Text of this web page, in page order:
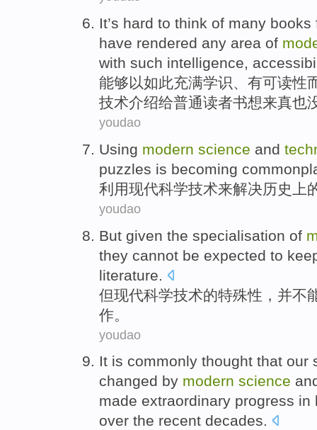
It’s hard to think of many books
have rendered any area of
with such intelligence,
能够以如此充满学识、 有可读性
技术介绍给普通读者书想来真也
youdao
Using modern science and
puzzles is becoming
利用现代科学技术来解决历史上
youdao
But given the specialisation of
they cannot be expected to
literature
但现代科学技术的特殊性 ，并不
作。
youdao
It is commonly thought that our
changed by modern science
made extraordinary progress in
over the recent decades.